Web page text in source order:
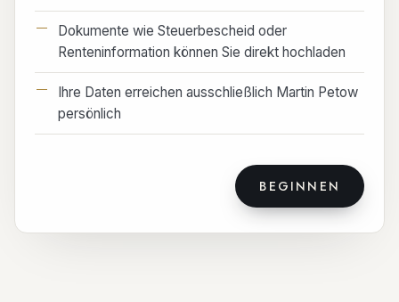
Dokumente wie Steuerbescheid oder
Renteninformation können Sie direkt hochladen
Ihre Daten erreichen ausschließlich Martin Petow
persönlich
BEGINNEN